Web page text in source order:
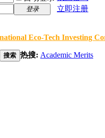
登录
立即注册
Eco-Tech Investing
搜索 热搜: Academic Merits